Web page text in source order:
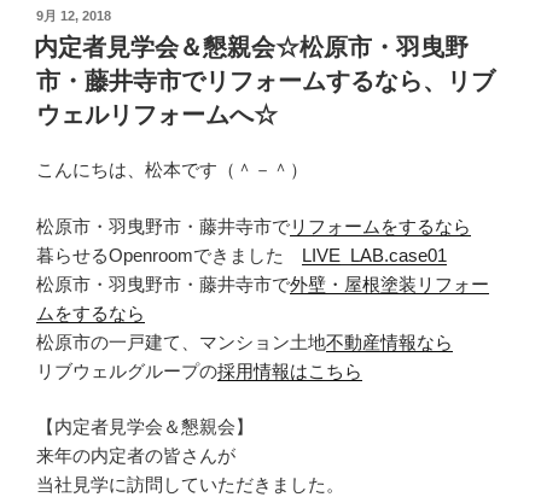
投
稿
日:
9月 12, 2018
内定者見学会＆懇親会☆松原市・羽曳野
市・藤井寺市でリフォームするなら、リブ
ウェルリフォームへ☆
こんにちは、松本です（＾－＾）
松原市・羽曳野市・藤井寺市でリフォームをするなら
暮らせるOpenroomできました LIVE_LAB.case01
松原市・羽曳野市・藤井寺市で外壁・屋根塗装リフォー
ムをするなら
松原市の一戸建て、マンション土地不動産情報なら
リブウェルグループの採用情報はこちら
【内定者見学会＆懇親会】
来年の内定者の皆さんが
当社見学に訪問していただきました。